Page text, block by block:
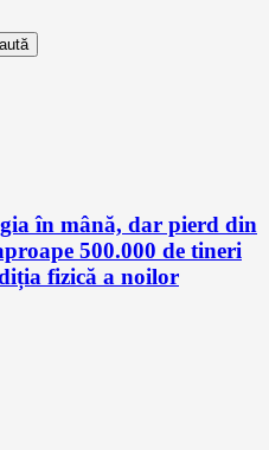
în mână, dar pierd din
500.000 de tineri
fizică a noilor